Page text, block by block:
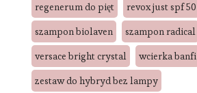
regenerum do pięt
revox just spf 50
szampon biolaven
szampon radical
versace bright crystal
wcierka banfi
zestaw do hybryd bez lampy